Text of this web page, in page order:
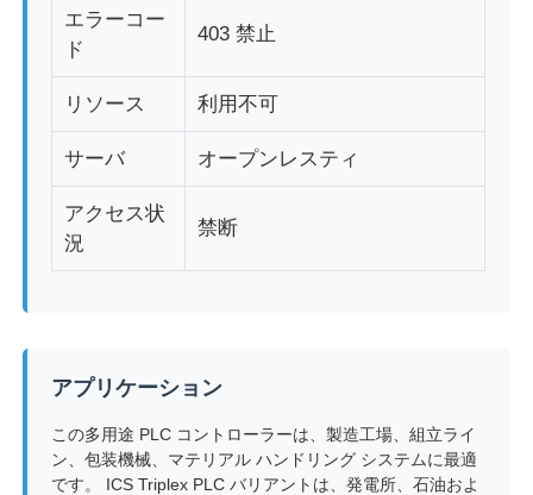
エラーコー
ド
403 禁止
リソース 利用不可
サーバ オープンレスティ
アクセス状
況
禁断
アプリケーション
この多用途 PLC コントローラーは、製造工場、組立ライ
ン、包装機械、マテリアル ハンドリング システムに最適
です。 ICS Triplex PLC バリアントは、発電所、石油およ